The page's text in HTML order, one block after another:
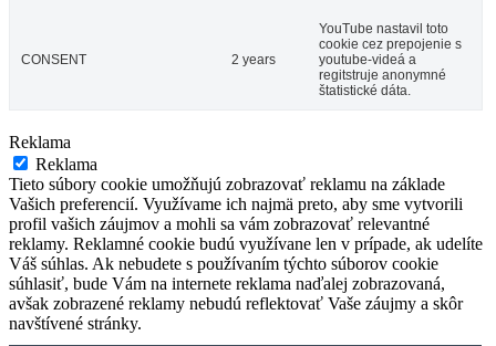
CONSENT 2 years
YouTube nastavil toto
cookie cez prepojenie s
youtube-videá a
regitstruje anonymné
štatistické dáta.
Reklama
Reklama
Tieto súbory cookie umožňujú zobrazovať reklamu na základe
Vašich preferencií. Využívame ich najmä preto, aby sme vytvorili
profil vašich záujmov a mohli sa vám zobrazovať relevantné
reklamy. Reklamné cookie budú využívane len v prípade, ak udelíte
Váš súhlas. Ak nebudete s používaním týchto súborov cookie
súhlasiť, bude Vám na internete reklama naďalej zobrazovaná,
avšak zobrazené reklamy nebudú reflektovať Vaše záujmy a skôr
navštívené stránky.